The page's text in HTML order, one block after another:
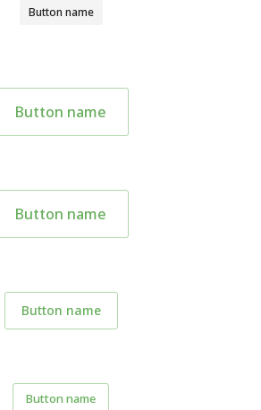
Button name
Button name
Button name
Button name
Button name